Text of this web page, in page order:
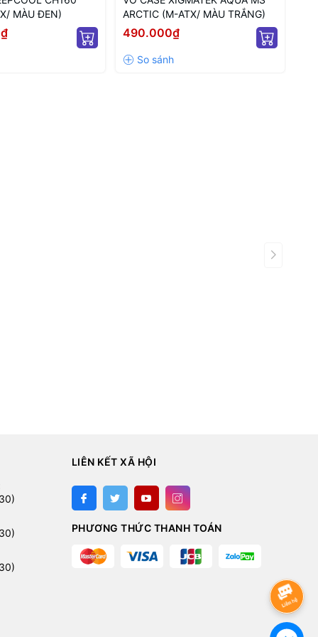
không chỉ giúp bảo vệ hệ thống mà còn tôn vinh vẻ đẹp
kiện cao cấp, tạo nên một không gian gaming đầy mê hoặc
MÀU ĐEN)
ARCTIC (M-ATX/ MÀU TRẮNG)
490.000₫
LIÊN KẾT XÃ HỘI
PHƯƠNG THỨC THANH TOÁN